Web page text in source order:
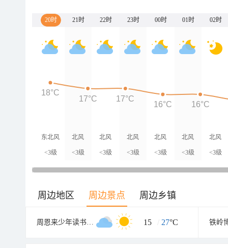
20时 21时 22时 23时 00时 01时 02时
东北风
<3级
北风
<3级
北风
<3级
北风
<3级
北风
<3级
北风
<3级
北风
<3级
18°C
17°C 17°C
16°C 16°C
周边地区 周边景点 周边乡镇
周恩来少年读书旧址纪念馆 15 / 27°C 铁岭